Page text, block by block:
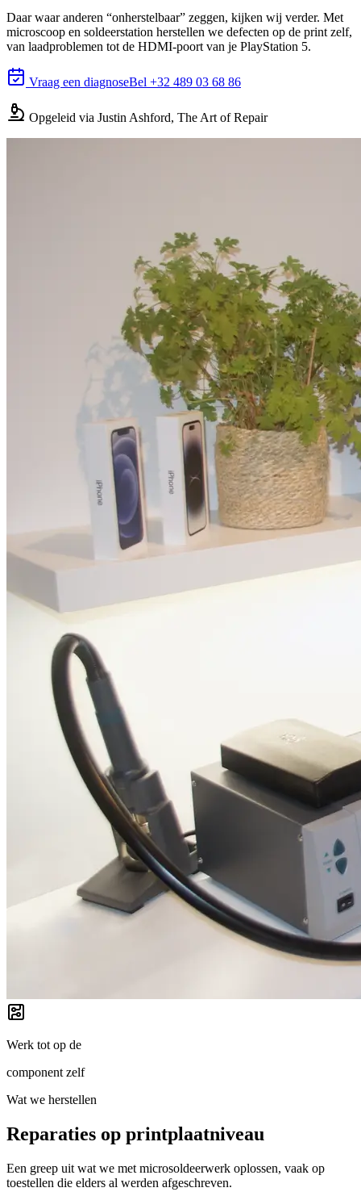
Daar waar anderen “onherstelbaar” zeggen, kijken wij verder. Met
microscoop en soldeerstation herstellen we defecten op de print zelf,
van laadproblemen tot de HDMI-poort van je PlayStation 5.
Vraag een diagnoseBel +32 489 03 68 86
Opgeleid via Justin Ashford, The Art of Repair
Werk tot op de
component zelf
Wat we herstellen
Reparaties op printplaatniveau
Een greep uit wat we met microsoldeerwerk oplossen, vaak op
toestellen die elders al werden afgeschreven.